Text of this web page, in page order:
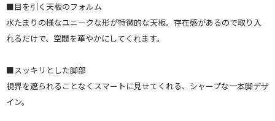
■目を引く天板のフォルム
水たまりの様なユニークな形が特徴的な天板。存在感があるので取り入
れるだけで、空間を華やかにしてくれます。
■スッキリとした脚部
視界を遮られることなくスマートに見せてくれる、シャープな一本脚デザ
イン。